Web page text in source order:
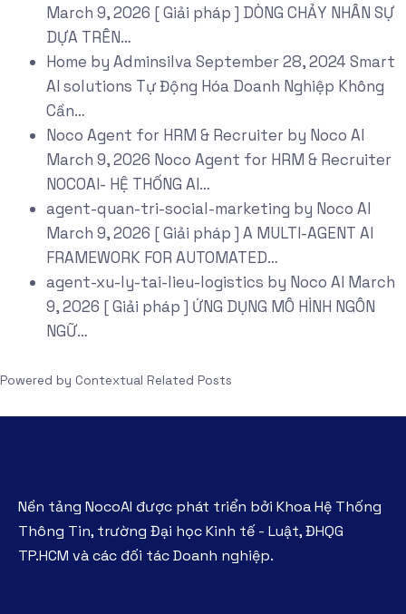
March 9, 2026 [ Giải pháp ] DÒNG CHẢY NHÂN SỰ
DỰA TRÊN…
Home by AdminsilvaSeptember 28, 2024 Smart
AI solutions Tự Động Hóa Doanh Nghiệp Không
Cần…
Noco Agent for HRM & Recruiter by Noco AI
March 9, 2026 Noco Agent for HRM & Recruiter
NOCOAI- HỆ THỐNG AI…
agent-quan-tri-social-marketing by Noco AI
March 9, 2026 [ Giải pháp ] A MULTI-AGENT AI
FRAMEWORK FOR AUTOMATED…
agent-xu-ly-tai-lieu-logistics by Noco AI March
9, 2026 [ Giải pháp ] ỨNG DỤNG MÔ HÌNH NGÔN
NGỮ…
Powered by Contextual Related Posts
Nền tảng NocoAI được phát triển bởi Khoa Hệ Thống
Thông Tin, trường Đại học Kinh tế - Luật, ĐHQG
TP.HCM và các đối tác Doanh nghiệp.